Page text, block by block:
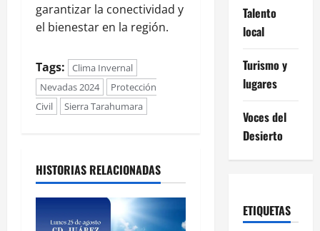
garantizar la conectividad y
el bienestar en la región.
Tags:
Clima Invernal
Nevadas 2024
Protección
Civil
Sierra Tarahumara
HISTORIAS RELACIONADAS
Talento
local
Turismo y
lugares
Voces del
Desierto
ETIQUETAS